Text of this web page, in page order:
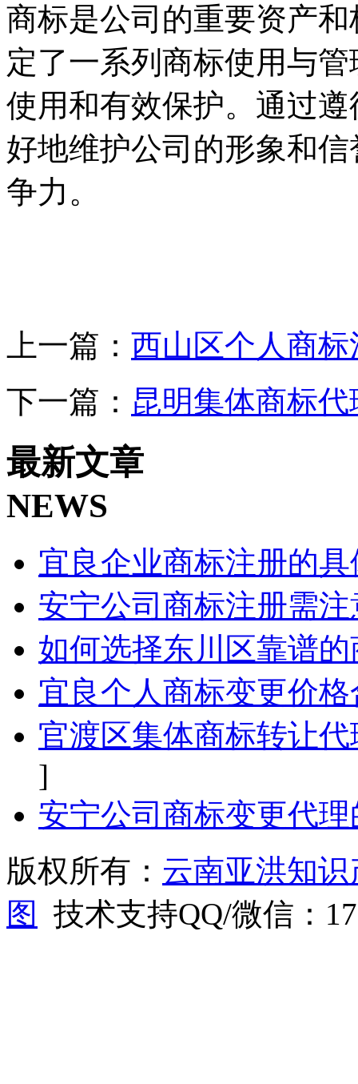
商标是公司的重要资产
定了一系列商标使用与
使用和有效保护。通过
好地维护公司的形象和
争力。
上一篇： 西山区个人商
下一篇： 昆明集体商标
最新文章
NEWS
宜良企业商标注册的
安宁公司商标注册需
如何选择东川区靠谱
宜良个人商标变更价
官渡区集体商标转让
]
安宁公司商标变更代
版权所有： 云南亚洪知
图
技术支持QQ/微信：